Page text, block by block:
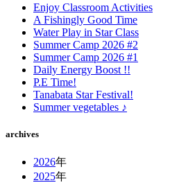
Enjoy Classroom Activities
A Fishingly Good Time
Water Play in Star Class
Summer Camp 2026 #2
Summer Camp 2026 #1
Daily Energy Boost !!
P.E Time!
Tanabata Star Festival!
Summer vegetables ♪
archives
2026年
2025年